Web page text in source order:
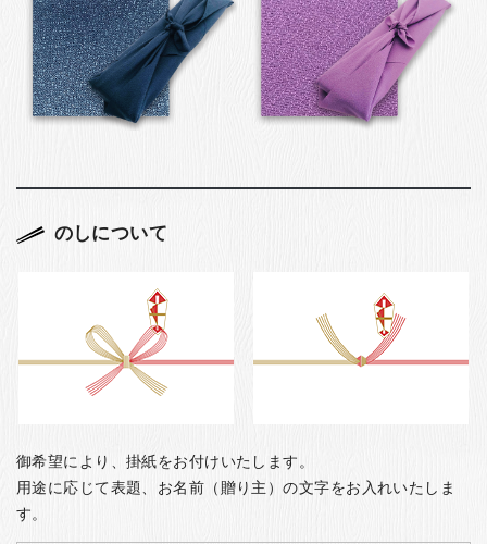
のしについて
御希望により、掛紙をお付けいたします。
用途に応じて表題、お名前（贈り主）の文字をお入れいたしま
す。